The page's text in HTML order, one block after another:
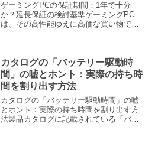
ゲーミングPCの保証期間：1年で十分
か？延長保証の検討基準ゲーミングPC
は、その高性能ゆえに高価な買い物で
ーミングPCの保証期間は1...
カタログの「バッテリー駆動時
間」の嘘とホント：実際の持ち時
間を割り出す方法
カタログの「バッテリー駆動時間」の嘘
とホント：実際の持ち時間を割り出す方
法製品カタログに記載されている「バッ